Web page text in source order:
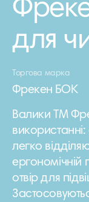
для
Торгова марка
Фрекен БОК
Валики ТМ
легко
ергономічній
отвір для